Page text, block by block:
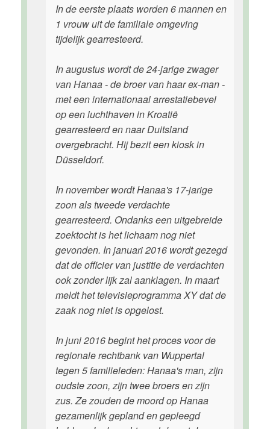
In de eerste plaats worden 6 mannen en
1 vrouw uit de familiale omgeving
tijdelijk gearresteerd.
In augustus wordt de 24-jarige zwager
van Hanaa - de broer van haar ex-man -
met een internationaal arrestatiebevel
op een luchthaven in Kroatië
gearresteerd en naar Duitsland
overgebracht. Hij bezit een kiosk in
Düsseldorf.
In november wordt Hanaa's 17-jarige
zoon als tweede verdachte
gearresteerd. Ondanks een uitgebreide
zoektocht is het lichaam nog niet
gevonden. In januari 2016 wordt gezegd
dat de officier van justitie de verdachten
ook zonder lijk zal aanklagen. In maart
meldt het televisieprogramma XY dat de
zaak nog niet is opgelost.
In juni 2016 begint het proces voor de
regionale rechtbank van Wuppertal
tegen 5 familieleden: Hanaa's man, zijn
oudste zoon, zijn twee broers en zijn
zus. Ze zouden de moord op Hanaa
gezamenlijk gepland en gepleegd